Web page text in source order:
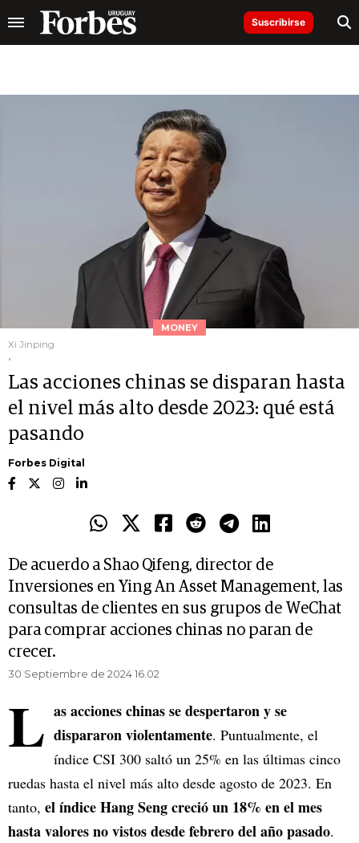
Suscribirse
MONEY
Xi Jinping
.
Las acciones chinas se disparan hasta
el nivel más alto desde 2023: qué está
pasando
Forbes Digital
De acuerdo a Shao Qifeng, director de
Inversiones en Ying An Asset Management, las
consultas de clientes en sus grupos de WeChat
para comprar acciones chinas no paran de
crecer.
30 Septiembre de 2024 16.02
L as acciones chinas se despertaron y se
dispararon violentamente. Puntualmente, el
índice CSI 300 saltó un 25% en las últimas cinco
ruedas hasta el nivel más alto desde agosto de 2023. En
tanto, el índice Hang Seng creció un 18% en el mes
hasta valores no vistos desde febrero del año pasado.